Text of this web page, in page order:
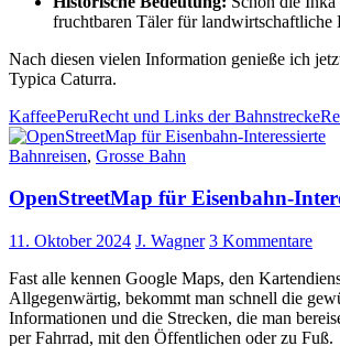
fruchtbaren Täler für landwirtschaftliche
Nach diesen vielen Information genieße ich
Typica Caturra.
KaffeePeruRecht und Links der Bahnstrecke
Bahnreisen, Grosse Bahn
OpenStreetMap für Eisenbahn-
11. Oktober 2024 J. Wagner 3 Kommentare
Fast alle kennen Google Maps, den
Allgegenwärtig, bekommt man schnell die
Informationen und die Strecken, die man
per Fahrrad, mit den Öffentlichen oder zu Fuß.